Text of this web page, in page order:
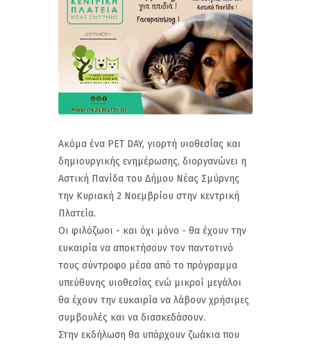
Ακόμα ένα PET DAY, γιορτή υιοθεσίας και
δημιουργικής ενημέρωσης, διοργανώνει η
Αστική Πανίδα του Δήμου Νέας Σμύρνης
την Κυριακή 2 Νοεμβρίου στην κεντρική
Πλατεία.
Οι φιλόζωοι - και όχι μόνο - θα έχουν την
ευκαιρία να αποκτήσουν τον παντοτινό
τους σύντροφο μέσα από το πρόγραμμα
υπεύθυνης υιοθεσίας ενώ μικροί μεγάλοι
θα έχουν την ευκαιρία να λάβουν χρήσιμες
συμβουλές και να διασκεδάσουν.
Στην εκδήλωση θα υπάρχουν ζωάκια που